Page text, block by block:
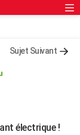
Sujet Suivant
électrique !